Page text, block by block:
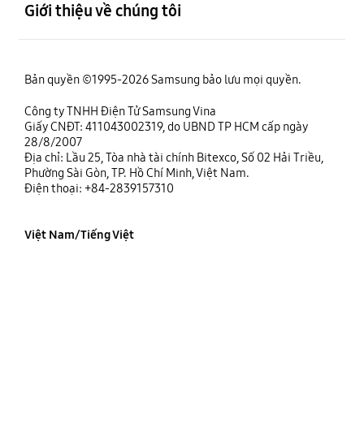
Giới thiệu về chúng tôi
Bản quyền ©1995-2026 Samsung bảo lưu mọi quyền.
Công ty TNHH Điện Tử Samsung Vina
Giấy CNĐT: 411043002319, do UBND TP HCM cấp ngày
28/8/2007
Địa chỉ: Lầu 25, Tòa nhà tài chính Bitexco, Số 02 Hải Triều,
Phường Sài Gòn, TP. Hồ Chí Minh, Việt Nam.
Điện thoại: +84-2839157310
Việt Nam/Tiếng Việt